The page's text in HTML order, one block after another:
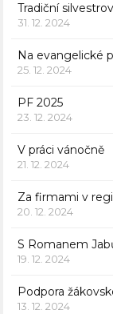
Tradiční
31. 12. 2024
Na evangelické
25. 12. 2024
PF 2025
23. 12. 2024
V práci vánočně
21. 12. 2024
Za firmami v
20. 12. 2024
S Romanem
19. 12. 2024
Podpora
13. 12. 2024